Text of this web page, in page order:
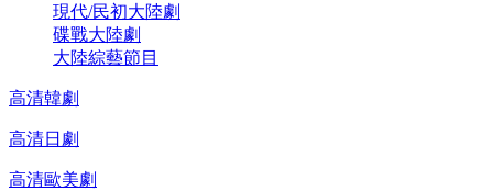
現代/民初大陸劇
碟戰大陸劇
大陸綜藝節目
高清韓劇
高清日劇
高清歐美劇